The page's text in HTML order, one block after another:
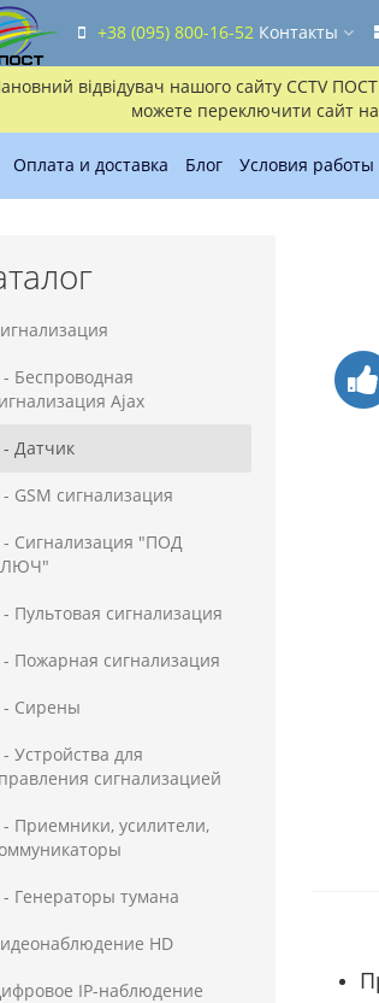
відвідувач нашого сайту CCTV
можете переключити сайт
+38 (095) 800-16-52 Контакты
Оплата и доставка Блог Условия работы
- Беспроводная
Ajax
- Датчик
- GSM сигнализация
- Сигнализация "ПОД
- Пультовая сигнализация
- Пожарная сигнализация
- Сирены
- Устройства для
сигнализацией
- Приемники, усилители,
- Генераторы тумана
HD
IP-наблюдение